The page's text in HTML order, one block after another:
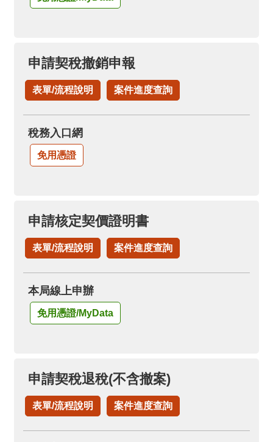
申請契稅撤銷申報
表單/流程說明 案件進度查詢
稅務入口網
免用憑證
申請核定契價證明書
表單/流程說明 案件進度查詢
本局線上申辦
免用憑證/MyData
申請契稅退稅(不含撤案)
表單/流程說明 案件進度查詢